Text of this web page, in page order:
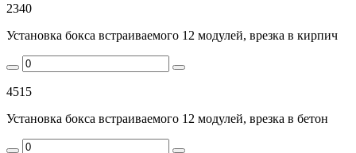
2340
Установка бокса встраиваемого 12 модулей, врезка в кирпич
4515
Установка бокса встраиваемого 12 модулей, врезка в бетон